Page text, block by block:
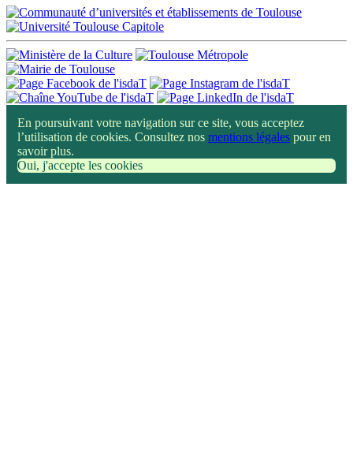
En poursuivant votre navigation sur ce site, vous acceptez
l’utilisation de cookies. Consultez nos mentions légales pour en
savoir plus.
Oui, j'accepte les cookies